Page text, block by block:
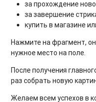
за прохождение
за завершение
купить в магазине
Нажмите на фрагмент,
нужное место на поле.
После получения
раз собрать новую
Желаем всем успехов в